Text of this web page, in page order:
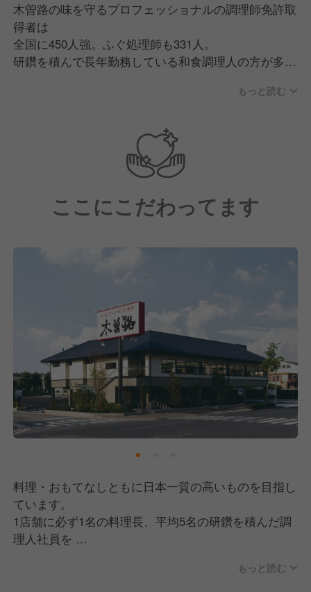
木曽路の味を守るプロフェッショナルの調理師免許取
得者は
全国に450人強。ふぐ処理師も331人。
研鑽を積んで長年勤務している和食調理人の方が多
基本的な調理技術から丁寧に指導してくれます。
調理場社員の教育・フォロー体制も万全です！
もっと読む
ここにこだわってます
料理・おもてなしともに日本一質の高いものを目指し
ています。
1店舗に必ず1名の料理長、平均5名の研鑽を積んだ調
理人社員を
もっと読む